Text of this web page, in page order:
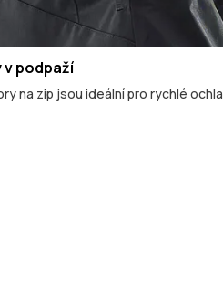
podpaží
na zip jsou ideální pro rychlé